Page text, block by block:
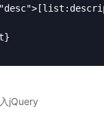
jQuery